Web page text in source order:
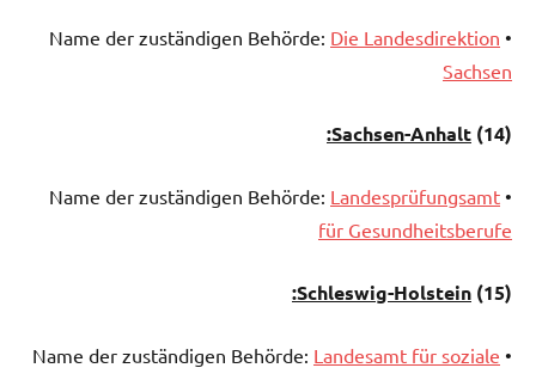
• Name der zuständigen Behörde:
Die Landesdirektion
Sachsen
(14
)
Sachsen-Anhalt:
• Name der zuständigen Behörde:
Landesprüfungsamt
für Gesundheitsberufe
(15
)
Schleswig-Holstein:
• Name der zuständigen Behörde:
Landesamt für soziale